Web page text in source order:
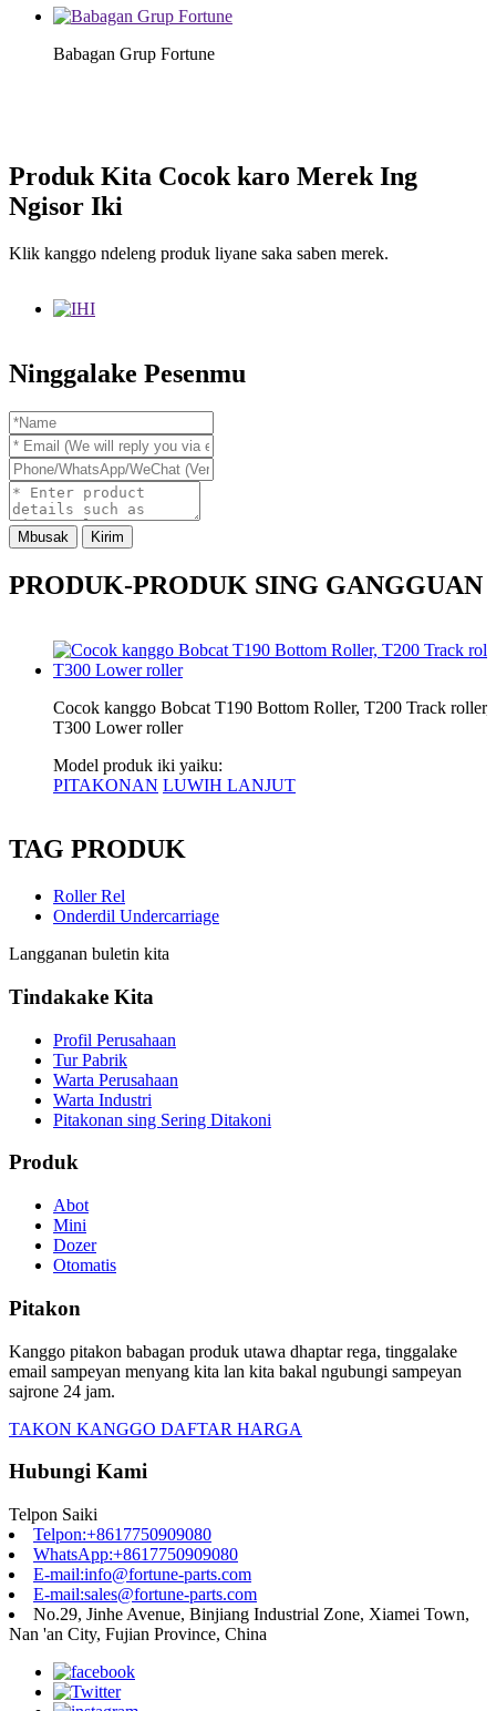
Babagan Grup Fortune
Produk Kita Cocok karo Merek Ing
Ngisor Iki
Klik kanggo ndeleng produk liyane saka saben merek.
Ninggalake Pesenmu
Mbusak Kirim
PRODUK-PRODUK SING GANGGUAN
Cocok kanggo Bobcat T190 Bottom Roller, T200 Track roller,
T300 Lower roller
Model produk iki yaiku:
PITAKONAN LUWIH LANJUT
TAG PRODUK
Roller Rel
Onderdil Undercarriage
Langganan buletin kita
Tindakake Kita
Profil Perusahaan
Tur Pabrik
Warta Perusahaan
Warta Industri
Pitakonan sing Sering Ditakoni
Produk
Abot
Mini
Dozer
Otomatis
Pitakon
Kanggo pitakon babagan produk utawa dhaptar rega, tinggalake
email sampeyan menyang kita lan kita bakal ngubungi sampeyan
sajrone 24 jam.
TAKON KANGGO DAFTAR HARGA
Hubungi Kami
Telpon Saiki
Telpon:+8617750909080
WhatsApp:+8617750909080
E-mail:info@fortune-parts.com
E-mail:sales@fortune-parts.com
No.29, Jinhe Avenue, Binjiang Industrial Zone, Xiamei Town,
Nan 'an City, Fujian Province, China